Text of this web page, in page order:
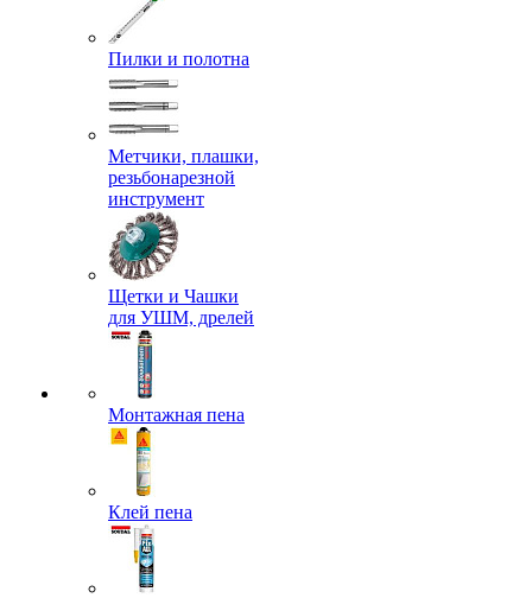
Пилки и полотна
Метчики, плашки,
резьбонарезной
инструмент
Щетки и Чашки
для УШМ, дрелей
Монтажная пена
Клей пена